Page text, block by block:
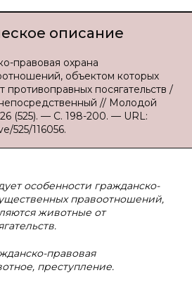
описание
правовая охрана
объектом которых
противоправных посягательств /
// Молодой
(525). — С. 198-200. — URL:
525/116056.
особенности гражданско-
правоотношений,
животные от
правовая
преступление.